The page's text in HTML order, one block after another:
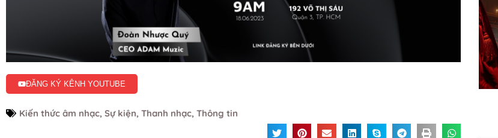
ĐĂNG KÝ KÊNH YOUTUBE
Kiến thức âm nhạc, Sự kiện, Thanh nhạc, Thông tin